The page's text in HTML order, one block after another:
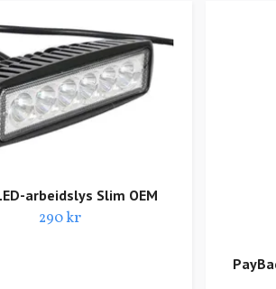
arbeidslys Slim OEM
290 kr